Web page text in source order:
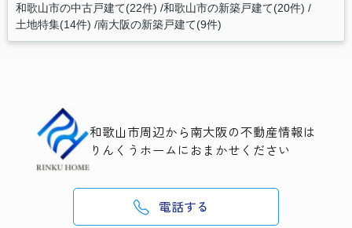
和歌山市の中古戸建て(22件) 和歌山市の新築戸建て(20件)
土地特集(14件) 南大阪の新築戸建て(9件)
和歌山市周辺から南大阪の不動産情報は
りんくうホームにおまかせください
電話する